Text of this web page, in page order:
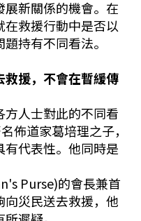
新關係的機會。在
救援行動中是否以
持有不同看法。
援，不會在暫緩傳
人士對此的不同看
佈道家葛培理之子，
代表性。他同時是
Purse)的會長兼首
災民送去救援，他